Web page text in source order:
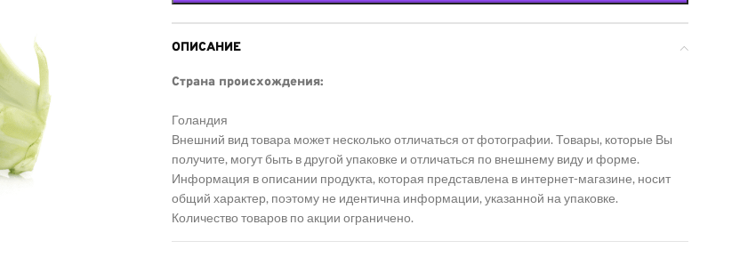
ОПИСАНИЕ
Страна происхождения:
Голандия
Внешний вид товара может несколько отличаться от фотографии. Товары, которые Вы
получите, могут быть в другой упаковке и отличаться по внешнему виду и форме.
Информация в описании продукта, которая представлена в интернет-магазине, носит
общий характер, поэтому не идентична информации, указанной на упаковке.
Количество товаров по акции ограничено.